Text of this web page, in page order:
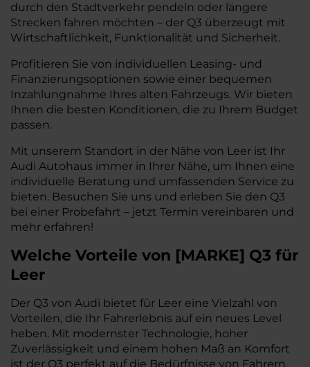
durch den Stadtverkehr pendeln oder längere
Strecken fahren möchten – der Q3 überzeugt mit
Wirtschaftlichkeit, Funktionalität und Sicherheit.
Profitieren Sie von individuellen Leasing- und
Finanzierungsoptionen sowie einer bequemen
Inzahlungnahme Ihres alten Fahrzeugs. Wir bieten
Ihnen die besten Konditionen, die zu Ihrem Budget
passen.
Mit unserem Standort in der Nähe von Leer ist Ihr
Audi Autohaus immer in Ihrer Nähe, um Ihnen eine
individuelle Beratung und umfassenden Service zu
bieten. Besuchen Sie uns und erleben Sie den Q3
bei einer Probefahrt – jetzt Termin vereinbaren und
mehr erfahren!
Welche Vorteile von [MARKE] Q3 für
Leer
Der Q3 von Audi bietet für Leer eine Vielzahl von
Vorteilen, die Ihr Fahrerlebnis auf ein neues Level
heben. Mit modernster Technologie, hoher
Zuverlässigkeit und einem hohen Maß an Komfort
ist der Q3 perfekt auf die Bedürfnisse von Fahrern